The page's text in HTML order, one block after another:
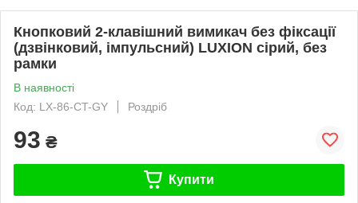
Кнопковий 2-клавішний вимикач без фіксації
(дзвінковий, імпульсний) LUXION сірий, без
рамки
В наявності
Код: LX-86-CT-GY
Роздріб
93 ₴
Купити